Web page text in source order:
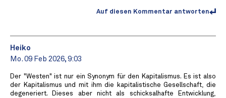
Auf diesen Kommentar antworten
Heiko
Mo. 09 Feb 2026, 9:03
Der "Westen" ist nur ein Synonym für den Kapitalismus. Es ist also
der Kapitalismus und mit ihm die kapitalistische Gesellschaft, die
degeneriert. Dieses aber nicht als schicksalhafte Entwicklung,